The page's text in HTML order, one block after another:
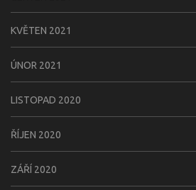
KVĚTEN 2021
ÚNOR 2021
LISTOPAD 2020
ŘÍJEN 2020
ZÁŘÍ 2020